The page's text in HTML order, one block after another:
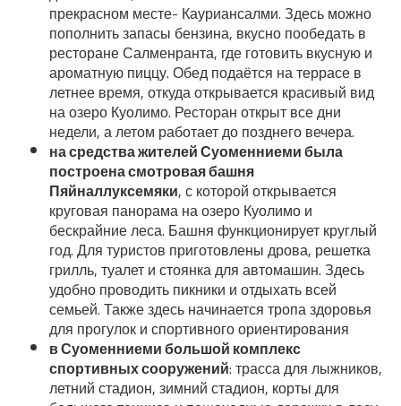
прекрасном месте- Кауриансалми. Здесь можно
пополнить запасы бензина, вкусно пообедать в
ресторане Салменранта, где готовить вкусную и
ароматную пиццу. Обед подаётся на террасе в
летнее время, откуда открывается красивый вид
на озеро Куолимо. Ресторан открыт все дни
недели, а летом работает до позднего вечера.
на средства жителей Суоменниеми была
построена смотровая башня
Пяйналлуксемяки, с которой открывается
круговая панорама на озеро Куолимо и
бескрайние леса. Башня функционирует круглый
год. Для туристов приготовлены дрова, решетка
грилль, туалет и стоянка для автомашин. Здесь
удобно проводить пикники и отдыхать всей
семьей. Также здесь начинается тропа здоровья
для прогулок и спортивного ориентирования
в Суоменниеми большой комплекс
спортивных сооружений: трасса для лыжников,
летний стадион, зимний стадион, корты для